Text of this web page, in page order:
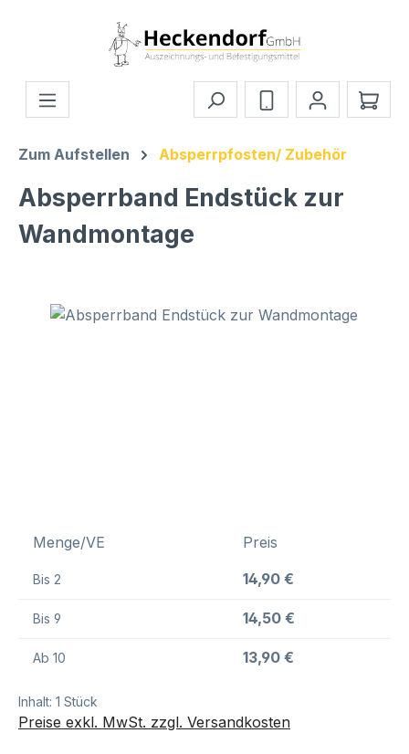
Zum Hauptinhalt springen
Zum Aufstellen Absperrpfosten/ Zubehör
Absperrband Endstück zur
Wandmontage
Bildergalerie überspringen
Menge/VE Preis
Bis 2 14,90 €
Bis 9 14,50 €
Ab 10 13,90 €
Inhalt: 1 Stück
Preise exkl. MwSt. zzgl. Versandkosten